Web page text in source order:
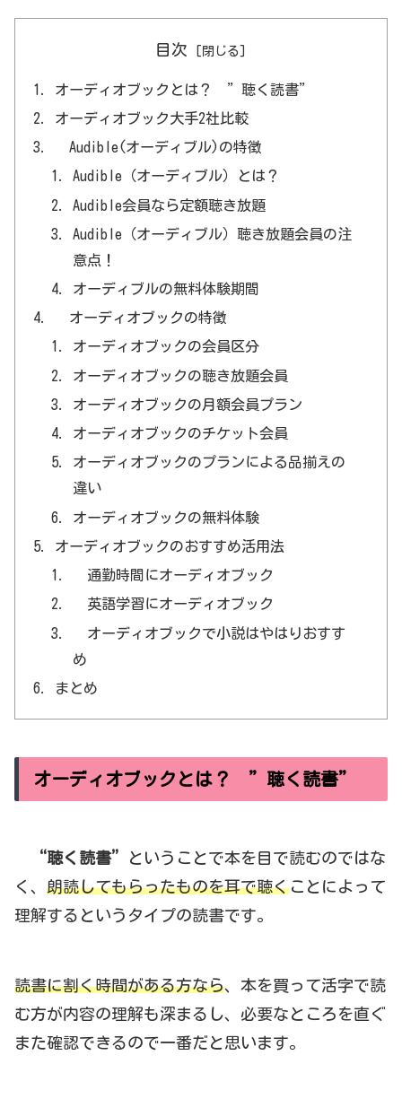
目次
オーディオブックとは？ ”聴く読書”
オーディオブック大手2社比較
Audible(オーディブル)の特徴
Audible（オーディブル）とは？
Audible会員なら定額聴き放題
Audible（オーディブル）聴き放題会員の注
意点！
オーディブルの無料体験期間
オーディオブックの特徴
オーディオブックの会員区分
オーディオブックの聴き放題会員
オーディオブックの月額会員プラン
オーディオブックのチケット会員
オーディオブックのプランによる品揃えの
違い
オーディオブックの無料体験
オーディオブックのおすすめ活用法
通勤時間にオーディオブック
英語学習にオーディオブック
オーディオブックで小説はやはりおすす
め
まとめ
オーディオブックとは？ ”聴く読書”
“聴く読書”
ということで本を目で読むのではな
く、 朗読してもらったものを耳で聴くことによって
理解するというタイプの読書です。
読書に割く時間がある方なら、本を買って活字で読
む方が内容の理解も深まるし、必要なところを直ぐ
また確認できるので一番だと思います。